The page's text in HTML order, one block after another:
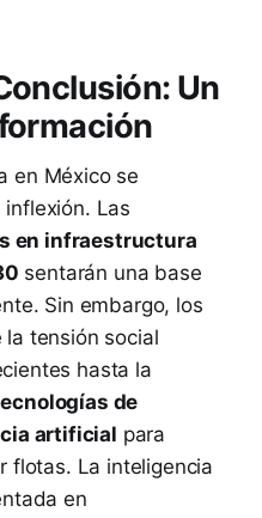
Un
en México se
Las
en infraestructura
sentarán una base
Sin embargo, los
tensión social
hasta la
de
artificial para
flotas. La inteligencia
en